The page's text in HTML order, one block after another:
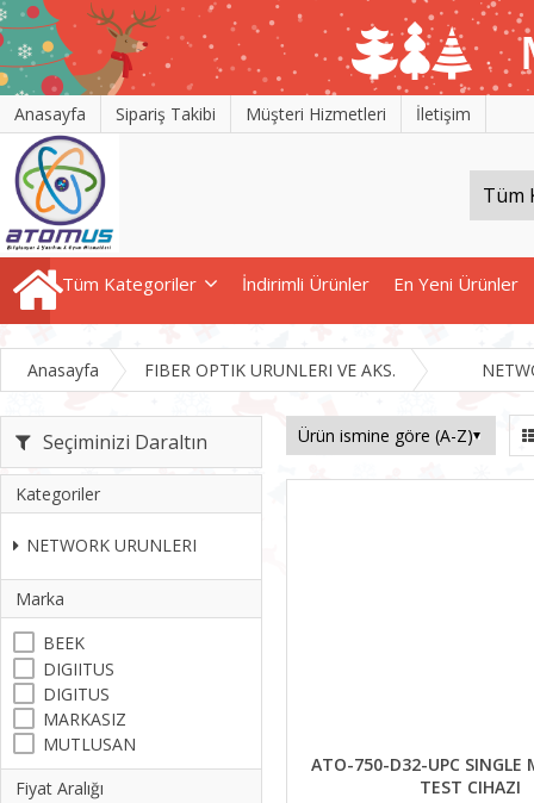
Anasayfa Sipariş Takibi Müşteri Hizmetleri İletişim
Tüm Kategoriler İndirimli Ürünler En Yeni Ürünler
Anasayfa FIBER OPTIK URUNLERI VE AKS.
Seçiminizi Daraltın
Kategoriler
NETWORK URUNLERI
Marka
BEEK
DIGIITUS
DIGITUS
MARKASIZ
MUTLUSAN
Fiyat Aralığı
ATO-750-D32-UPC SINGLE
TEST CIHAZI